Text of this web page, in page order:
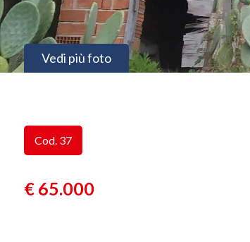
Vedi più foto
Cod. 37
€ 65.000